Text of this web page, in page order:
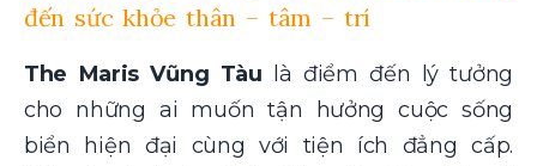
đến sức khỏe thân – tâm – trí
The Maris Vũng Tàu là điểm đến lý tưởng
cho những ai muốn tận hưởng cuộc sống
biển hiện đại cùng với tiện ích đẳng cấp.